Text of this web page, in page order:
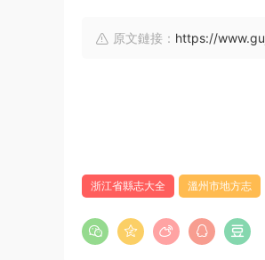
原文鏈接： https://
浙江省縣志大全 溫州市地方志